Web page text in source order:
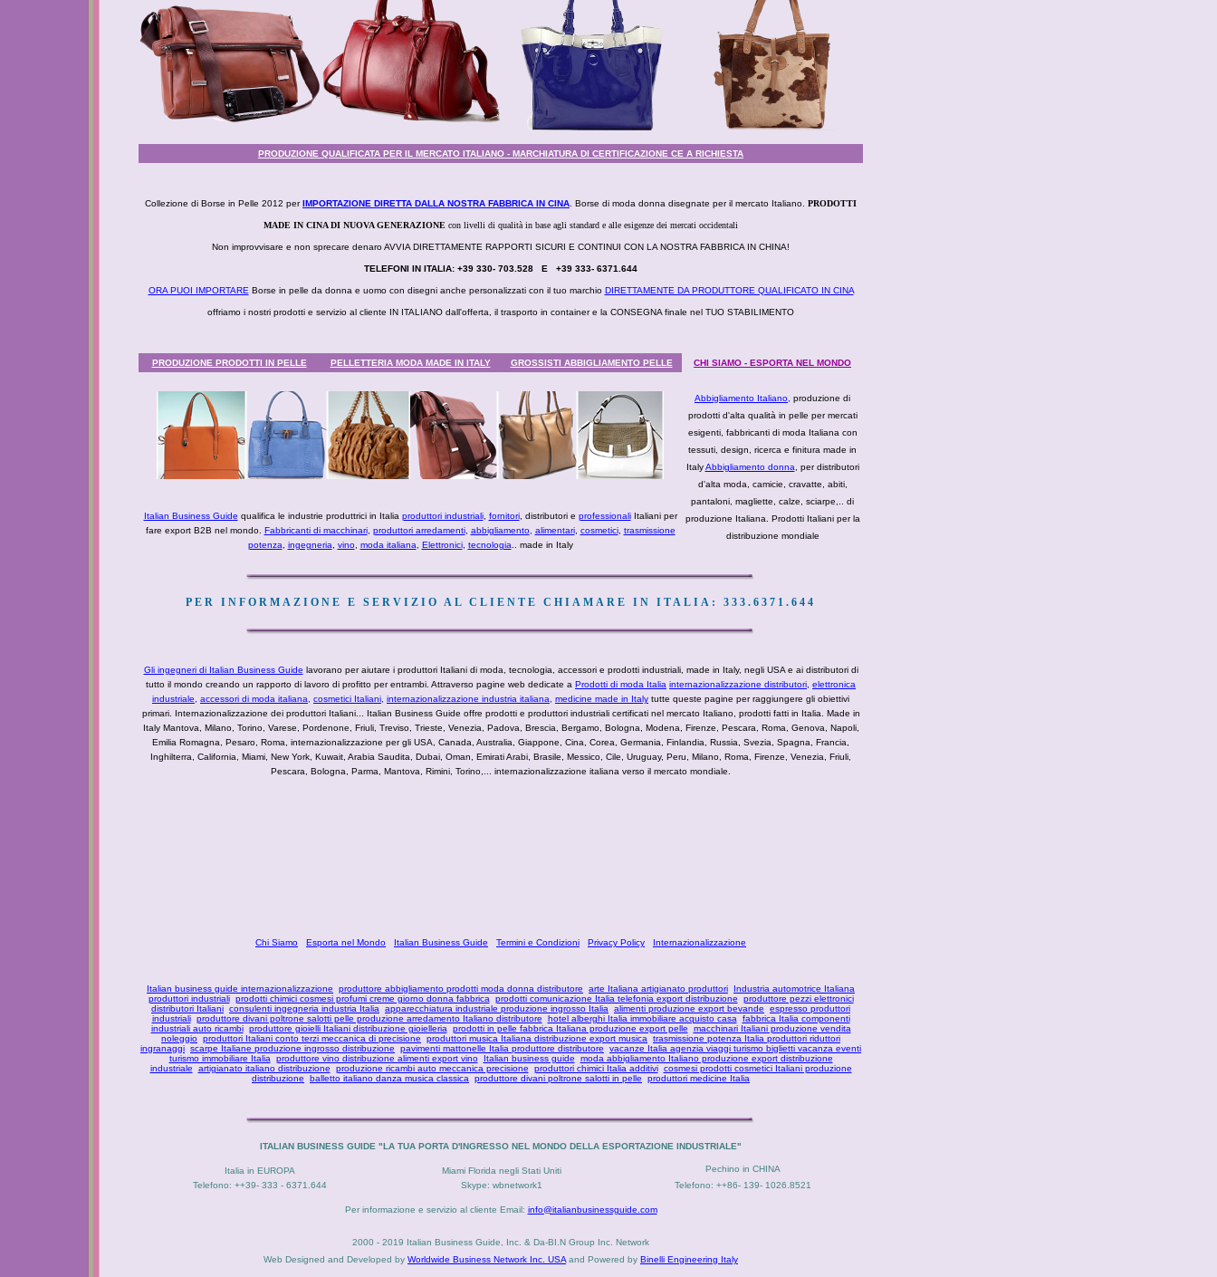
PRODUZIONE QUALIFICATA PER IL MERCATO ITALIANO - MARCHIATURA DI CERTIFICAZIONE CE A RICHIESTA
Collezione di Borse in Pelle 2012 perIMPORTAZIONE DIRETTA DALLA NOSTRA FABBRICA IN CINA . Borse di moda donna disegnate per il mercato Italiano. PRODOTTI
MADE IN CINA DI NUOVA GENERAZIONE con livelli di qualità in base agli standard e alle esigenze dei mercati occidentali
Non improvvisare e non sprecare denaro AVVIA DIRETTAMENTE RAPPORTI SICURI E CONTINUI CON LA NOSTRA FABBRICA IN CHINA!
TELEFONI IN ITALIA: +39 330- 703.528 E +39 333- 6371.644
ORA PUOI IMPORTARE Borse in pelle da donna e uomo con disegni anche personalizzati con il tuo marchio DIRETTAMENTE DA PRODUTTORE QUALIFICATO IN CINA
offriamo i nostri prodotti e servizio al cliente IN ITALIANO dall'offerta, il trasporto in container e la CONSEGNA finale nel TUO STABILIMENTO
PRODUZIONE PRODOTTI IN PELLE PELLETTERIA MODA MADE IN ITALY GROSSISTI ABBIGLIAMENTO PELLE CHI SIAMO - ESPORTA NEL MONDO
Abbigliamento Italiano produzione di
prodotti d'alta qualità in pelle per mercati
esigenti, fabbricanti di moda Italiana con
tessuti, design, ricerca e finitura made in
Italy Abbigliamento donna , per distributori
d'alta moda, camicie, cravatte, abiti,
pantaloni, magliette, calze, sciarpe,.. di
produzione Italiana. Prodotti Italiani per la
distribuzione mondiale
Italian Business Guide qualifica le industrie produttrici in Italia produttori industriali, fornitori, distributori e professionaliItaliani per
fare export B2B nel mondo. Fabbricanti di macchinari, produttori arredamenti, abbigliamento, alimentari, cosmetici, trasmissione
potenza
ingegneria vino, moda italiana Elettronici, tecnologia .. made in Italy
PER INFORMAZIONE E SERVIZIO AL CLIENTE CHIAMARE IN ITALIA: 333.6371.644
Gli ingegneri di Italian Business Guide lavorano per aiutare i produttori Italiani di moda, tecnologia, accessori e prodotti industriali, made in Italy, negli USA e ai distributori di
tutto il mondo creando un rapporto di lavoro di profitto per entrambi. Attraverso pagine web dedicate a Prodotti di moda Italia internazionalizzazione distributori elettronica
industriale
accessori di moda italiana, cosmetici Italiani, internazionalizzazione industria italiana, medicine made in Italy tutte queste pagine per raggiungere gli obiettivi
primari. Internazionalizzazione dei produttori Italiani... Italian Business Guide offre prodotti e produttori industriali certificati nel mercato Italiano, prodotti fatti in Italia. Made in
Italy Mantova, Milano, Torino, Varese, Pordenone, Friuli, Treviso, Trieste, Venezia, Padova, Brescia, Bergamo, Bologna, Modena, Firenze, Pescara, Roma, Genova, Napoli,
Emilia Romagna, Pesaro, Roma, internazionalizzazione per gli USA, Canada, Australia, Giappone, Cina, Corea, Germania, Finlandia, Russia, Svezia, Spagna, Francia,
Inghilterra, California, Miami, New York, Kuwait, Arabia Saudita, Dubai, Oman, Emirati Arabi, Brasile, Messico, Cile, Uruguay, Peru, Milano, Roma, Firenze, Venezia, Friuli,
Pescara, Bologna, Parma, Mantova, Rimini, Torino,... internazionalizzazione italiana verso il mercato mondiale.
Chi Siamo Esporta nel Mondo Italian Business Guide Termini e Condizioni Privacy Policy Internazionalizzazione
Italian business guide internazionalizzazione produttore abbigliamento prodotti moda donna distributore arte Italiana artigianato produttori
Industria automotrice Italiana
produttori industriali prodotti chimici cosmesi profumi creme giorno donna fabbrica prodotti comunicazione Italia telefonia export distribuzione
produttore pezzi elettronici
distributori Italiani consulenti ingegneria industria Italia apparecchiatura industriale produzione ingrosso Italia alimenti produzione export bevande
espresso produttori
industriali produttore divani poltrone salotti pelle produzione arredamento Italiano distributore hotel alberghi Italia immobiliare acquisto casa
fabbrica Italia componenti
industriali auto ricambi produttore gioielli Italiani distribuzione gioielleria prodotti in pelle fabbrica Italiana produzione export pelle
macchinari Italiani produzione vendita
noleggio produttori Italiani conto terzi meccanica di precisione produttori musica Italiana distribuzione export musica
trasmissione potenza Italia produttori riduttori
ingranaggi scarpe Italiane produzione ingrosso distribuzione pavimenti mattonelle Italia produttore distributore
vacanze Italia agenzia viaggi turismo biglietti vacanza eventi
turismo immobiliare Italia
produttore vino distribuzione alimenti export vino Italian business guide
moda abbigliamento Italiano produzione export distribuzione
industriale
artigianato italiano distribuzione produzione ricambi auto meccanica precisione produttori chimici Italia additivi cosmesi prodotti cosmetici Italiani produzione
distribuzione
balletto italiano danza musica classica produttore divani poltrone salotti in pelle produttori medicine Italia
ITALIAN BUSINESS GUIDE "LA TUA PORTA D'INGRESSO NEL MONDO DELLA ESPORTAZIONE INDUSTRIALE"
Italia in EUROPA
Telefono: ++39- 333 - 6371.644
Miami Florida negli Stati Uniti
Skype: wbnetwork1
Pechino in CHINA
Telefono: ++86- 139- 1026.8521
Per informazione e servizio al cliente Email: info@italianbusinessguide.com
2000 - 2019 Italian Business Guide, Inc. & Da-BI.N Group Inc. Network
Web Designed and Developed by Worldwide Business Network Inc. USA and Powered by Binelli Engineering Italy